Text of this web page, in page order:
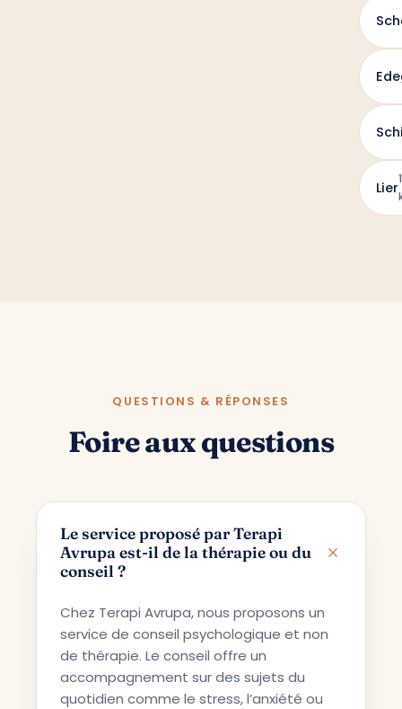
Lier
QUESTIONS & RÉPONSES
Foire aux questions
Le service proposé par Terapi
Avrupa est-il de la thérapie ou du
conseil ?
Chez Terapi Avrupa, nous proposons un
service de conseil psychologique et non
de thérapie. Le conseil offre un
accompagnement sur des sujets du
quotidien comme le stress, l’anxiété ou